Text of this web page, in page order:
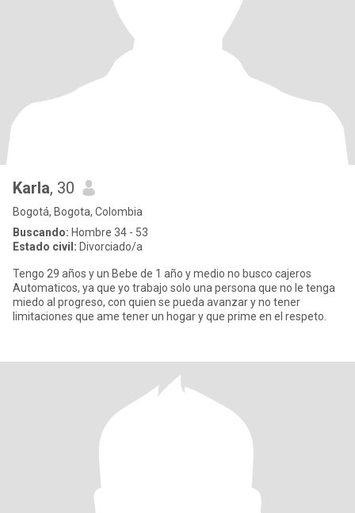
Karla, 30
Bogotá, Bogota, Colombia
Buscando: Hombre 34 - 53
Estado civil: Divorciado/a
Tengo 29 años y un Bebe de 1 año y medio no busco cajeros
Automaticos, ya que yo trabajo solo una persona que no le tenga
miedo al progreso, con quien se pueda avanzar y no tener
limitaciones que ame tener un hogar y que prime en el respeto.